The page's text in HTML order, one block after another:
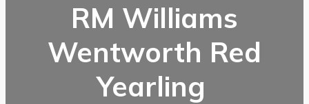
RM Williams
Wentworth Red
Yearling